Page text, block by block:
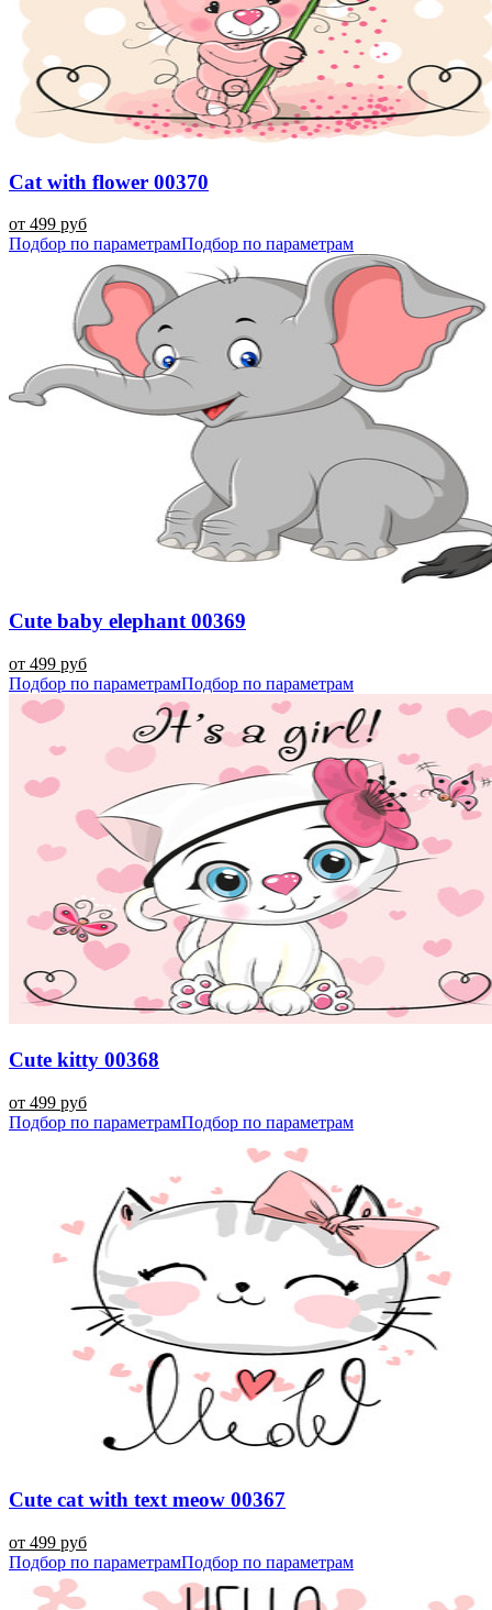
Cat with flower 00370
от 499 руб
Подбор по параметрамПодбор по параметрам
Cute baby elephant 00369
от 499 руб
Подбор по параметрамПодбор по параметрам
Cute kitty 00368
от 499 руб
Подбор по параметрамПодбор по параметрам
Cute cat with text meow 00367
от 499 руб
Подбор по параметрамПодбор по параметрам